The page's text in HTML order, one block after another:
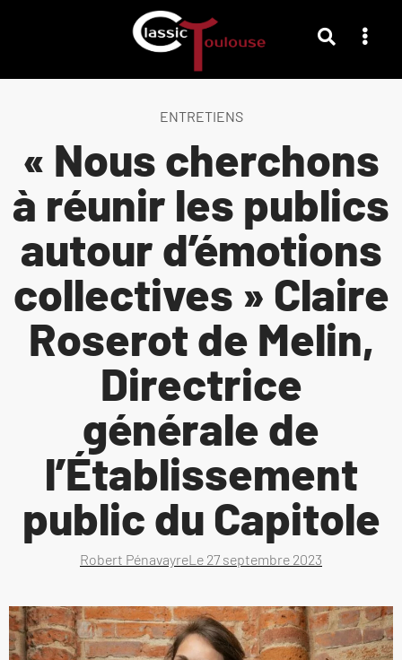
ENTRETIENS
« Nous cherchons
à réunir les publics
autour d’émotions
collectives » Claire
Roserot de Melin,
Directrice
générale de
l’Établissement
public du Capitole
Robert PénavayreLe 27 septembre 2023